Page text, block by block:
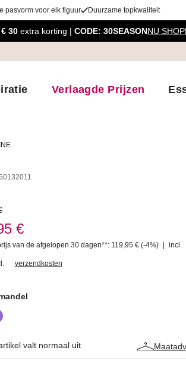
pasvorm voor elk figuur Duurzame topkwaliteit
€ 30 extra korting | CODE: 30SEASONNU
Verlaagde Prijzen
€
van de afgelopen 30 dagen**: 119,95 € (-4%) incl.
verzendkosten
valt normaal uit